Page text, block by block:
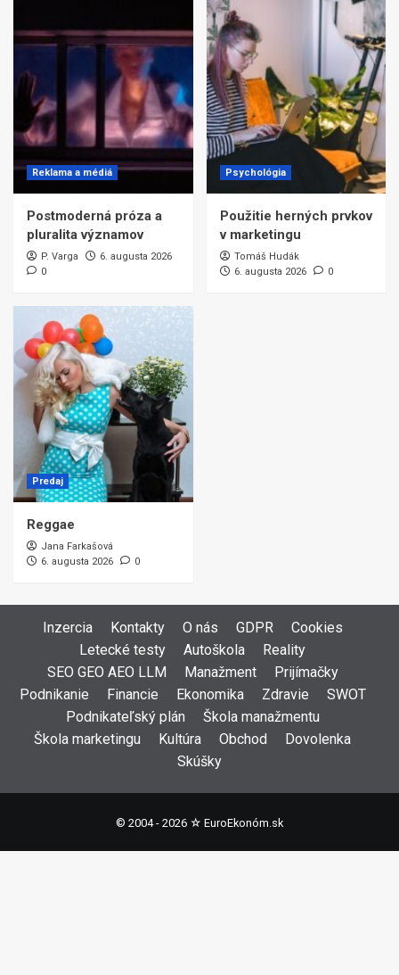
Reklama a médiá
Postmoderná próza a
pluralita významov
P. Varga
6. augusta 2026
0
Psychológia
Použitie herných prvkov
v marketingu
Tomáš Hudák
6. augusta 2026
0
Predaj
Reggae
Jana Farkašová
6. augusta 2026
0
Inzercia Kontakty O nás GDPR
Cookies
Letecké testy
Autoškola
Reality
SEO GEO AEO LLM
Manažment
Prijímačky
Podnikanie
Financie Ekonomika Zdravie
SWOT
Podnikateľský plán
Škola manažmentu
Škola marketingu
Kultúra Obchod
Dovolenka
Skúšky
© 2004 - 2026 ☆ EuroEkonóm.sk